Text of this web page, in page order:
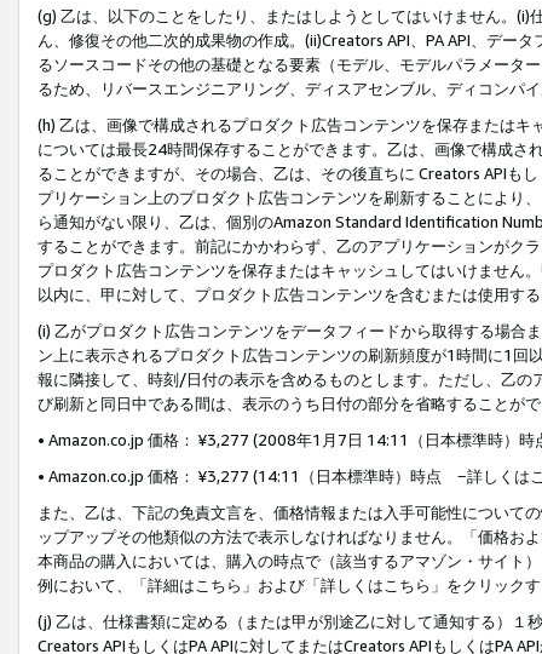
(g) 乙は、以下のことをしたり、またはしようとしてはいけません。
ん、修復その他二次的成果物の作成。(ii)Creators API、PA API、デー
るソースコードその他の基礎となる要素（モデル、モデルパラメータ
るため、リバースエンジニアリング、ディスアセンブル、ディコンパ
(h) 乙は、画像で構成されるプロダクト広告コンテンツを保存または
については最長24時間保存することができます。乙は、画像で構成
ることができますが、その場合、乙は、その後直ちに Creators APIも
プリケーション上のプロダクト広告コンテンツを刷新することにより
ら通知がない限り、乙は、個別のAmazon Standard Identification
することができます。前記にかかわらず、乙のアプリケーションがク
プロダクト広告コンテンツを保存またはキャッシュしてはいけません
以内に、甲に対して、プロダクト広告コンテンツを含むまたは使用す
(i) 乙がプロダクト広告コンテンツをデータフィードから取得する場合
ン上に表示されるプロダクト広告コンテンツの刷新頻度が1時間に1
報に隣接して、時刻/日付の表示を含めるものとします。ただし、乙
び刷新と同日中である間は、表示のうち日付の部分を省略することが
• Amazon.co.jp 価格： ¥3,277 (2008年1月7日 14:11（日本標準時）
• Amazon.co.jp 価格： ¥3,277 (14:11（日本標準時）時点 −詳しくは
また、乙は、下記の免責文言を、価格情報または入手可能性について
ップアップその他類似の方法で表示しなければなりません。「価格
本商品の購入においては、購入の時点で（該当するアマゾン・サイト
例において、「詳細はこちら」および「詳しくはこちら」をクリック
(j) 乙は、仕様書類に定める（または甲が別途乙に対して通知する）
Creators APIもしくはPA APIに対してまたはCreators APIもしくはPA